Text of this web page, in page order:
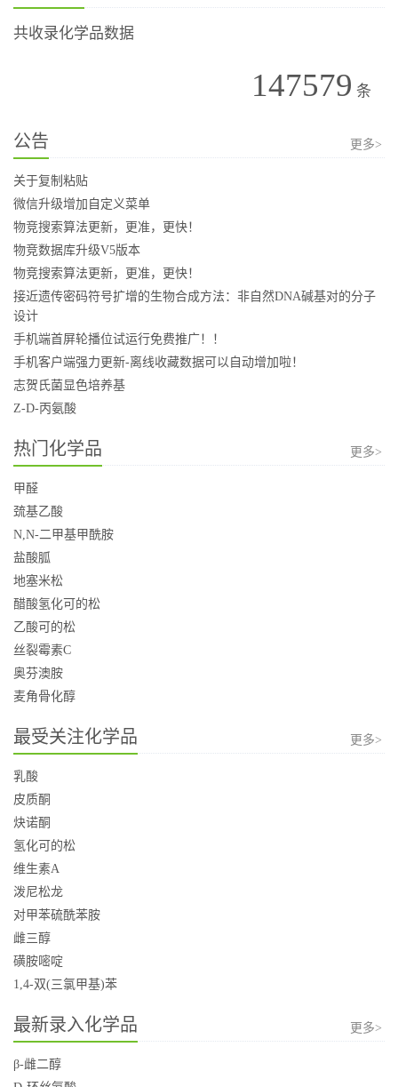
共收录化学品数据
147579 条
公告 更多>
关于复制粘贴
微信升级增加自定义菜单
物竞搜索算法更新，更准，更快！
物竞数据库升级V5版本
物竞搜索算法更新，更准，更快！
接近遗传密码符号扩增的生物合成方法：非自然DNA碱基对的分子
设计
手机端首屏轮播位试运行免费推广！！
手机客户端强力更新-离线收藏数据可以自动增加啦！
志贺氏菌显色培养基
Z-D-丙氨酸
热门化学品 更多>
甲醛
巯基乙酸
N,N-二甲基甲酰胺
盐酸胍
地塞米松
醋酸氢化可的松
乙酸可的松
丝裂霉素C
奥芬澳胺
麦角骨化醇
最受关注化学品 更多>
乳酸
皮质酮
炔诺酮
氢化可的松
维生素A
泼尼松龙
对甲苯硫酰苯胺
雌三醇
磺胺嘧啶
1,4-双(三氯甲基)苯
最新录入化学品 更多>
β-雌二醇